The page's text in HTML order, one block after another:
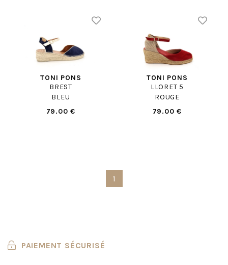
TONI PONS
BREST
BLEU
79.00 €
TONI PONS
LLORET 5
ROUGE
79.00 €
1
PAIEMENT SÉCURISÉ